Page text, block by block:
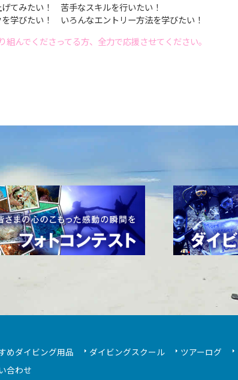
げてみたい！ 苦手なスキルを行いたい！
学びたい！ いろんなエントリー方法を学びたい！
組んでくださってる方、全力で応援させてください。
めダイビング用品 ダイビングスクール ツアーログ
合わせ